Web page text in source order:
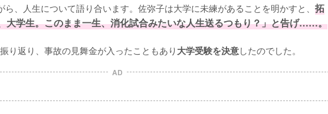
、人生について語り合います。佐弥子は大学に未練があることを明かすと、 拓
大学生。このまま一生、消化試合みたいな人生送るつもり？」と告げ……。
り返り、事故の見舞金が入ったこともあり大学受験を決意したのでした。
AD